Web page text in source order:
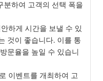
분하여 고객의 선택 폭을
하게 시간을 보낼 수 있
것이 좋습니다. 이를 통
문율을 높일 수 있습니
이벤트를 개최하여 고